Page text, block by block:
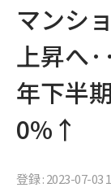
マンシ
上昇へ
年下半
0%↑
登録 : 2023-07-03